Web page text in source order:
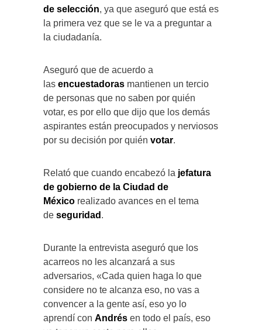
de selección, ya que aseguró que está es
la primera vez que se le va a preguntar a
la ciudadanía.
Aseguró que de acuerdo a
las encuestadoras mantienen un tercio
de personas que no saben por quién
votar, es por ello que dijo que los demás
aspirantes están preocupados y nerviosos
por su decisión por quién votar.
Relató que cuando encabezó la jefatura
de gobierno de la Ciudad de
México realizado avances en el tema
de seguridad .
Durante la entrevista aseguró que los
acarreos no les alcanzará a sus
adversarios, «Cada quien haga lo que
considere no te alcanza eso, no vas a
convencer a la gente así, eso yo lo
aprendí con Andrés en todo el país, eso